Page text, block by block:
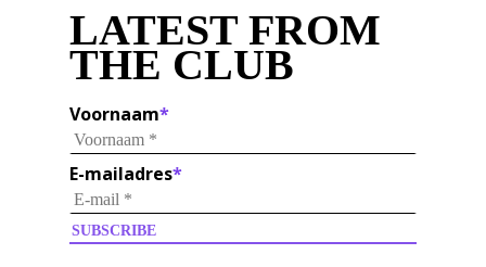
LATEST FROM
THE CLUB
Voornaam*
E-mailadres*